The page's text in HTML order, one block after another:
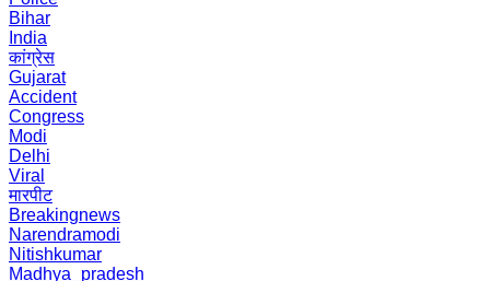
Bihar
India
कांग्रेस
Gujarat
Accident
Congress
Modi
Delhi
Viral
मारपीट
Breakingnews
Narendramodi
Nitishkumar
Madhya_pradesh